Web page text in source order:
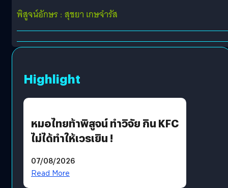
พิสูจน์อักษร : สุชยา เกษจำรัส
Highlight
หมอไทยท้าพิสูจน์ ทำวิจัย กิน KFC
ไม่ได้ทำให้เวรเยิน !
07/08/2026
Read More